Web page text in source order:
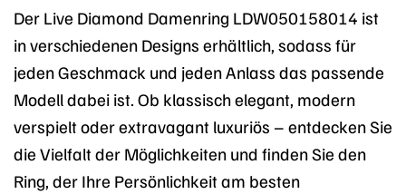
Der Live Diamond Damenring LDW050158014 ist
in verschiedenen Designs erhältlich, sodass für
jeden Geschmack und jeden Anlass das passende
Modell dabei ist. Ob klassisch elegant, modern
verspielt oder extravagant luxuriös – entdecken Sie
die Vielfalt der Möglichkeiten und finden Sie den
Ring, der Ihre Persönlichkeit am besten